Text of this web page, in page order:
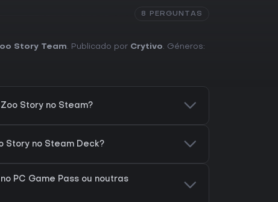
8 PERGUNTAS
Story Team. Publicado por Crytivo. Géneros:
Story no Steam?
Story no Steam Deck?
PC Game Pass ou noutras